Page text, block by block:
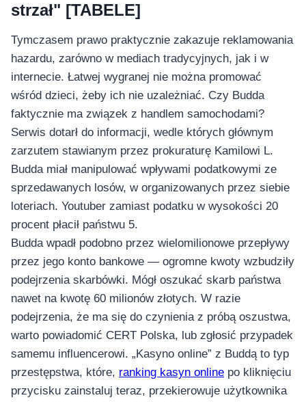
อุปกรณ์เพื่อความบันเทิง
ลำโพง
โทรทัศน์
สินค้าตามแบรนด์
strzał" [TABELE]
Tymczasem prawo praktycznie zakazuje reklamowania
hazardu, zarówno w mediach tradycyjnych, jak i w
internecie. Łatwej wygranej nie można promować
wśród dzieci, żeby ich nie uzależniać. Czy Budda
faktycznie ma związek z handlem samochodami?
Serwis dotarł do informacji, wedle których głównym
zarzutem stawianym przez prokuraturę Kamilowi L.
Budda miał manipulować wpływami podatkowymi ze
sprzedawanych losów, w organizowanych przez siebie
loteriach. Youtuber zamiast podatku w wysokości 20
procent płacił państwu 5.
Budda wpadł podobno przez wielomilionowe przepływy
przez jego konto bankowe — ogromne kwoty wzbudziły
podejrzenia skarbówki. Mógł oszukać skarb państwa
nawet na kwotę 60 milionów złotych. W razie
podejrzenia, że ma się do czynienia z próbą oszustwa,
warto powiadomić CERT Polska, lub zgłosić przypadek
samemu influencerowi. „Kasyno online” z Buddą to typ
przestępstwa, które, ranking kasyn online po kliknięciu
przycisku zainstaluj teraz, przekierowuje użytkownika